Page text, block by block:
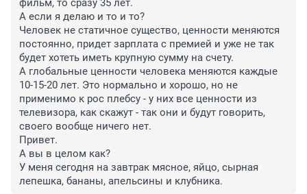
фильм, то сразу 35 лет.
А если я делаю и то и то?
Человек не статичное существо, ценности меняются
постоянно, придет зарплата с премией и уже не так
будет хотеть иметь крупную сумму на счету.
А глобальные ценности человека меняются каждые
10-15-20 лет. Это нормально и хорошо, но не
применимо к рос плебсу - у них все ценности из
телевизора, как скажут - так они и будут говорить,
своего вообще ничего нет.
Привет.
А вы в целом как?
У меня сегодня на завтрак мясное, яйцо, сырная
лепешка, бананы, апельсины и клубника.